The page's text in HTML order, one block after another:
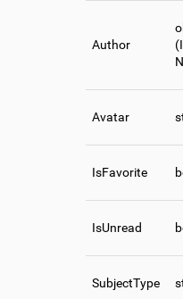
Author
Avatar
IsFavorite
IsUnread
SubjectType